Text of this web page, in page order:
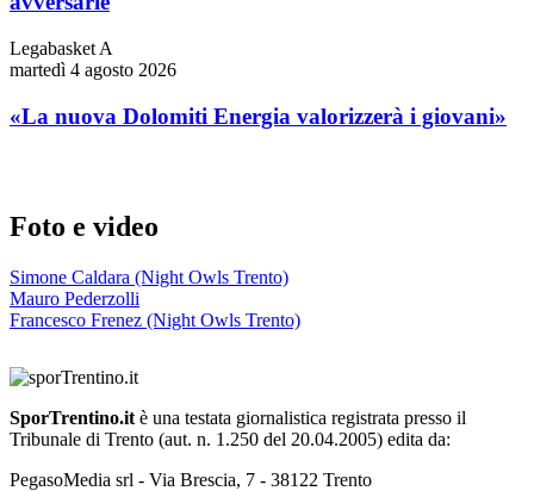
Legabasket A
martedì 4 agosto 2026
«La nuova Dolomiti Energia valorizzerà i giovani»
Foto e video
Simone Caldara (Night Owls Trento)
Mauro Pederzolli
Francesco Frenez (Night Owls Trento)
SporTrentino.it è una testata giornalistica registrata presso il
Tribunale di Trento (aut. n. 1.250 del 20.04.2005) edita da:
PegasoMedia srl - Via Brescia, 7 - 38122 Trento